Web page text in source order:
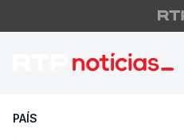
PAÍS